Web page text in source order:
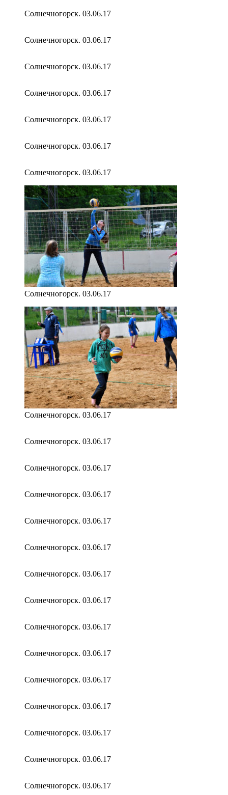
Солнечногорск. 03.06.17
Солнечногорск. 03.06.17
Солнечногорск. 03.06.17
Солнечногорск. 03.06.17
Солнечногорск. 03.06.17
Солнечногорск. 03.06.17
Солнечногорск. 03.06.17
Солнечногорск. 03.06.17
Солнечногорск. 03.06.17
Солнечногорск. 03.06.17
Солнечногорск. 03.06.17
Солнечногорск. 03.06.17
Солнечногорск. 03.06.17
Солнечногорск. 03.06.17
Солнечногорск. 03.06.17
Солнечногорск. 03.06.17
Солнечногорск. 03.06.17
Солнечногорск. 03.06.17
Солнечногорск. 03.06.17
Солнечногорск. 03.06.17
Солнечногорск. 03.06.17
Солнечногорск. 03.06.17
Солнечногорск. 03.06.17